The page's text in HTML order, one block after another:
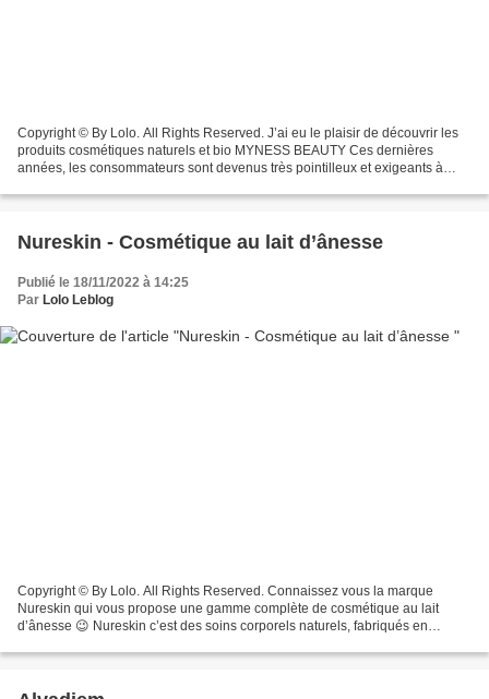
Copyright © By Lolo. All Rights Reserved. J’ai eu le plaisir de découvrir les
produits cosmétiques naturels et bio MYNESS BEAUTY Ces dernières
années, les consommateurs sont devenus très pointilleux et exigeants à
Nureskin - Cosmétique au lait d’ânesse
Publié le 18/11/2022 à 14:25
Par Lolo Leblog
Copyright © By Lolo. All Rights Reserved. Connaissez vous la marque
Nureskin qui vous propose une gamme complète de cosmétique au lait
d’ânesse 😉 Nureskin c’est des soins corporels naturels, fabriqués en